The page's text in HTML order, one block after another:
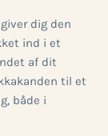
dig den
ind i et
af dit
til et
både i